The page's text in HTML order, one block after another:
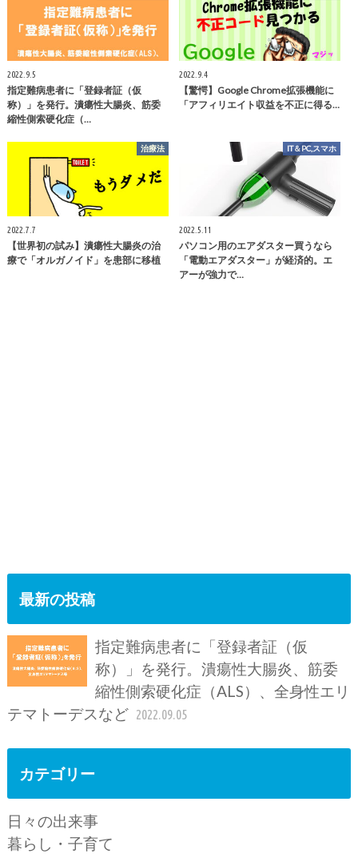
2022.9.5
指定難病患者に「登録者証（仮
称）」を発行。潰瘍性大腸炎、筋委
縮性側索硬化症（…
2022.9.4
【驚愕】Google Chrome拡張機能に
「アフィリエイト収益を不正に得る…
治療法
2022.7.7
【世界初の試み】潰瘍性大腸炎の治
療で「オルガノイド」を患部に移植
IT＆PC,スマホ
2022.5.11
パソコン用のエアダスター買うなら
「電動エアダスター」が経済的。エ
アーが強力で…
最新の投稿
指定難病患者に「登録者証（仮
称）」を発行。潰瘍性大腸炎、筋委
縮性側索硬化症（ALS）、全身性エリ
テマトーデスなど 2022.09.05
カテゴリー
日々の出来事
暮らし・子育て